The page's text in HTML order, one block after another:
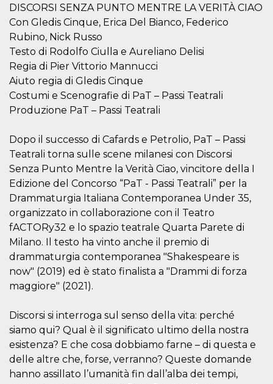
DISCORSI SENZA PUNTO MENTRE LA VERITÀ CIAO
Con Gledis Cinque, Erica Del Bianco, Federico
Rubino, Nick Russo
Testo di Rodolfo Ciulla e Aureliano Delisi
Regia di Pier Vittorio Mannucci
Aiuto regia di Gledis Cinque
Costumi e Scenografie di PaT – Passi Teatrali
Produzione PaT – Passi Teatrali
Dopo il successo di Cafards e Petrolio, PaT – Passi
Teatrali torna sulle scene milanesi con Discorsi
Senza Punto Mentre la Verità Ciao, vincitore della I
Edizione del Concorso “PaT - Passi Teatrali” per la
Drammaturgia Italiana Contemporanea Under 35,
organizzato in collaborazione con il Teatro
fACTORy32 e lo spazio teatrale Quarta Parete di
Milano. Il testo ha vinto anche il premio di
drammaturgia contemporanea "Shakespeare is
now" (2019) ed è stato finalista a "Drammi di forza
maggiore" (2021).
Discorsi si interroga sul senso della vita: perché
siamo qui? Qual è il significato ultimo della nostra
esistenza? E che cosa dobbiamo farne – di questa e
delle altre che, forse, verranno? Queste domande
hanno assillato l’umanità fin dall’alba dei tempi,
generado al
azar, la forma en
que se usa
un usuario entre
generalmente
rendimiento y la
optimización de
los servicios de
procesamiento
de pagos,
facilitando el
en el navegador
para hacer que
rápido.
CookieScriptConsent
CookieScript
4 semanas 2
El servicio
cookie para
recordar las
preferencias de
consentimiento
de cookies de
los visitantes. Es
necesario que el
banner de
cookies de